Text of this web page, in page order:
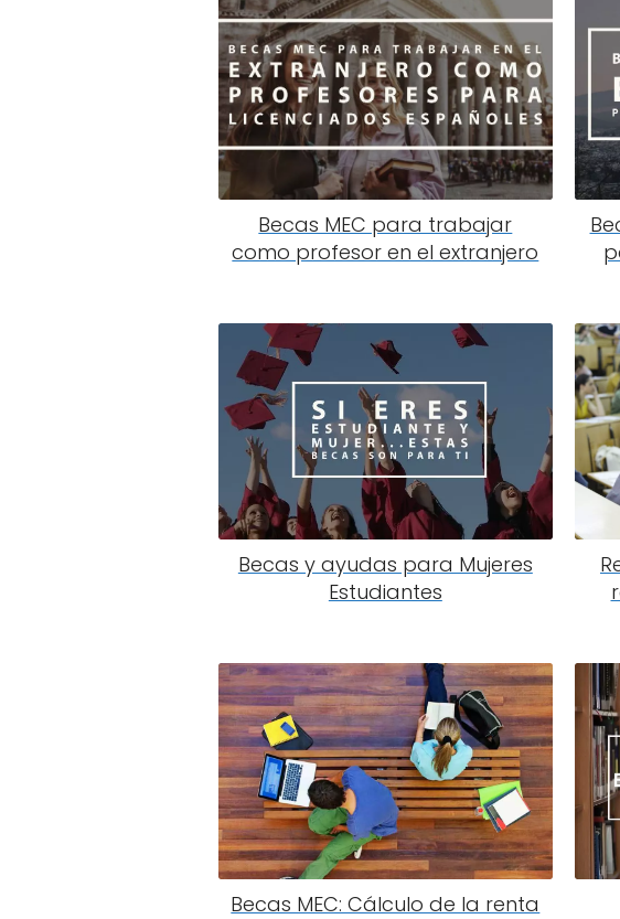
Becas MEC para trabajar
como profesor en el extranjero
Becas y ayudas para Mujeres
Estudiantes
Becas MEC: Cálculo de la renta